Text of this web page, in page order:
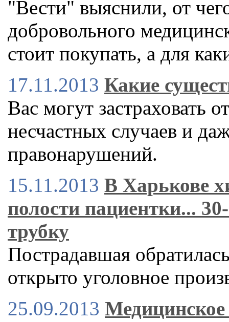
"Вести" выяснили, от
добровольного
стоит покупать, а для
17.11.2013 Какие
Вас могут застраховать
несчастных случаев и
правонарушений.
15.11.2013 В Харькове
полости пациентки...
трубку
Пострадавшая
открыто уголовное
25.09.2013